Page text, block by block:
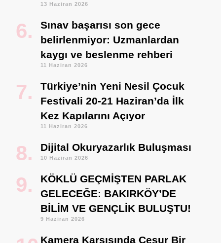
13 Haziran 2026
Sınav başarısı son gece
belirlenmiyor: Uzmanlardan
kaygı ve beslenme rehberi
11 Haziran 2026
Türkiye’nin Yeni Nesil Çocuk
Festivali 20-21 Haziran’da İlk
Kez Kapılarını Açıyor
11 Haziran 2026
Dijital Okuryazarlık Buluşması
10 Haziran 2026
KÖKLÜ GEÇMİŞTEN PARLAK
GELECEĞE: BAKIRKÖY’DE
BİLİM VE GENÇLİK BULUŞTU!
9 Haziran 2026
Kamera Karşısında Cesur Bir